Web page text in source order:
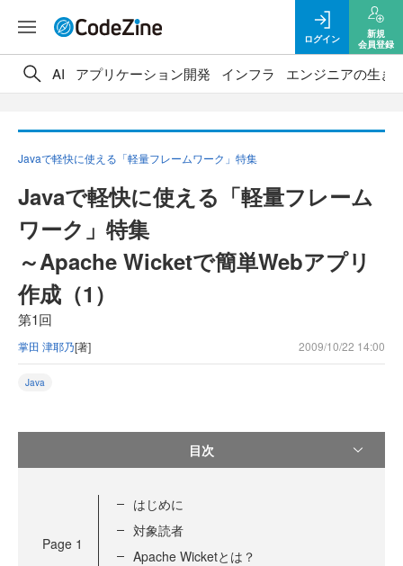
ログイン
新規
会員登録
AI アプリケーション開発 インフラ エンジニアの生き
Javaで軽快に使える「軽量フレームワーク」特集
Javaで軽快に使える「軽量フレーム
ワーク」特集
～Apache Wicketで簡単Webアプリ
作成（1）
第1回
掌田 津耶乃[著] 2009/10/22 14:00
Java
目次
Page 1
はじめに
対象読者
Apache Wicketとは？